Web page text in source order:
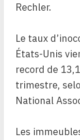
Rechler.
Le taux
États-Unis
record de
trimestre,
National
Les